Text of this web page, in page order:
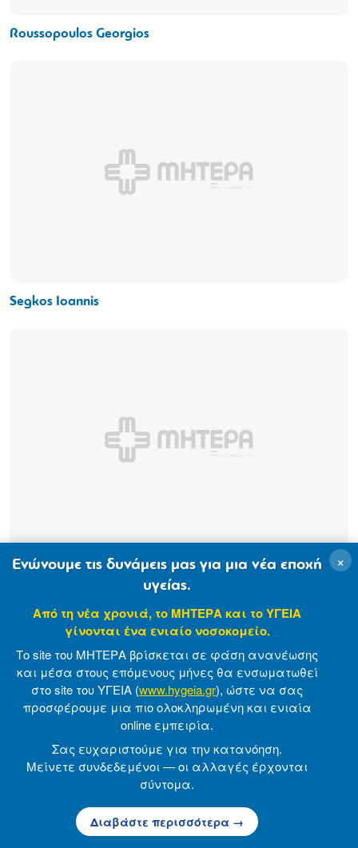
Roussopoulos Georgios
Segkos Ioannis
Ragkousi Marina
Roumeliotis Athanasios
×
Ενώνουμε τις δυνάμεις μας για μια νέα εποχή
υγείας.
Από τη νέα χρονιά, το ΜΗΤΕΡΑ και το ΥΓΕΙΑ
γίνονται ένα ενιαίο νοσοκομείο.
Το site του ΜΗΤΕΡΑ βρίσκεται σε φάση ανανέωσης
και μέσα στους επόμενους μήνες θα ενσωματωθεί
στο site του ΥΓΕΙΑ (www.hygeia.gr), ώστε να σας
προσφέρουμε μια πιο ολοκληρωμένη και ενιαία
online εμπειρία.
Σας ευχαριστούμε για την κατανόηση.
Μείνετε συνδεδεμένοι — οι αλλαγές έρχονται
σύντομα.
Διαβάστε περισσότερα →